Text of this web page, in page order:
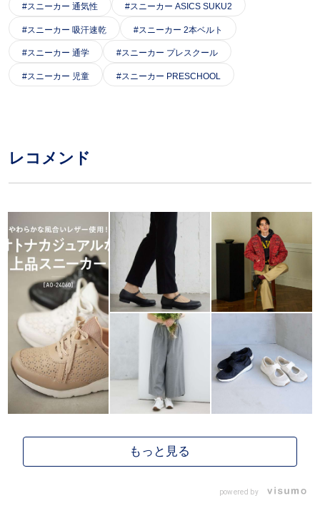
スニーカー 通気性 スニーカー ASICS SUKU2
スニーカー 吸汗速乾 スニーカー 2本ベルト
スニーカー 通学 スニーカー プレスクール
スニーカー 児童 スニーカー PRESCHOOL
レコメンド
powered by